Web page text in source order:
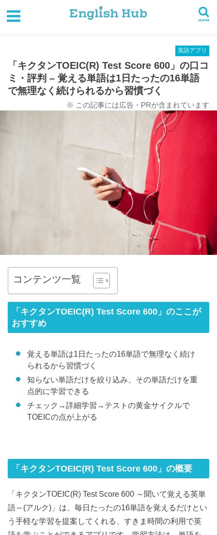
search
iPhoneアプリ
「キクタンTOEIC(R) Test Score 600」の口コミ・評判 - 覚える単語は1日たったの16単語で
無理なく続けられるから習慣づく
英語アプリ
「キクタンTOEIC(R) Test Score 600」の口コ
ミ・評判 – 覚える単語は1日たったの16単語
で無理なく続けられるから習慣づく
※ この記事には広告・PRが含まれています
コンテンツ一覧
「キクタンTOEIC(R) Test Score 600」のここが
おすすめ
覚える単語は1日たったの16単語で無理なく続け
られるから習慣づく
知らない単語だけを絞り込み、その単語だけを重
点的に学習できる
チェック→詳細学習→テストの黄金サイクルで
TOEICの点が上がる
「キクタンTOEIC(R) Test Score 600」の概要
「キクタンTOEIC(R) Test Score 600 ～聞いて覚える英単
語～(アルク)」は、毎日たったの16単語を覚えるだけとい
う手軽な学習を提案してくれる、すきま時間の利用で英